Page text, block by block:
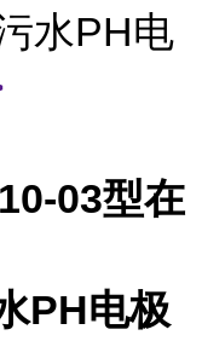
水PH电
03型在
PH电极